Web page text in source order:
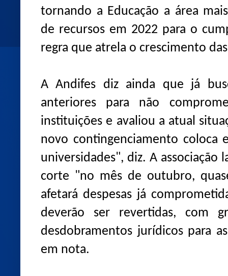
tornando a Educação a área
de recursos em 2022 para o
regra que atrela o crescimento
A Andifes diz ainda que já
anteriores para não
instituições e avaliou a atual
novo contingenciamento coloca
universidades", diz. A associação
corte "no mês de outubro,
afetará despesas já
deverão ser revertidas, com
desdobramentos jurídicos para
em nota.